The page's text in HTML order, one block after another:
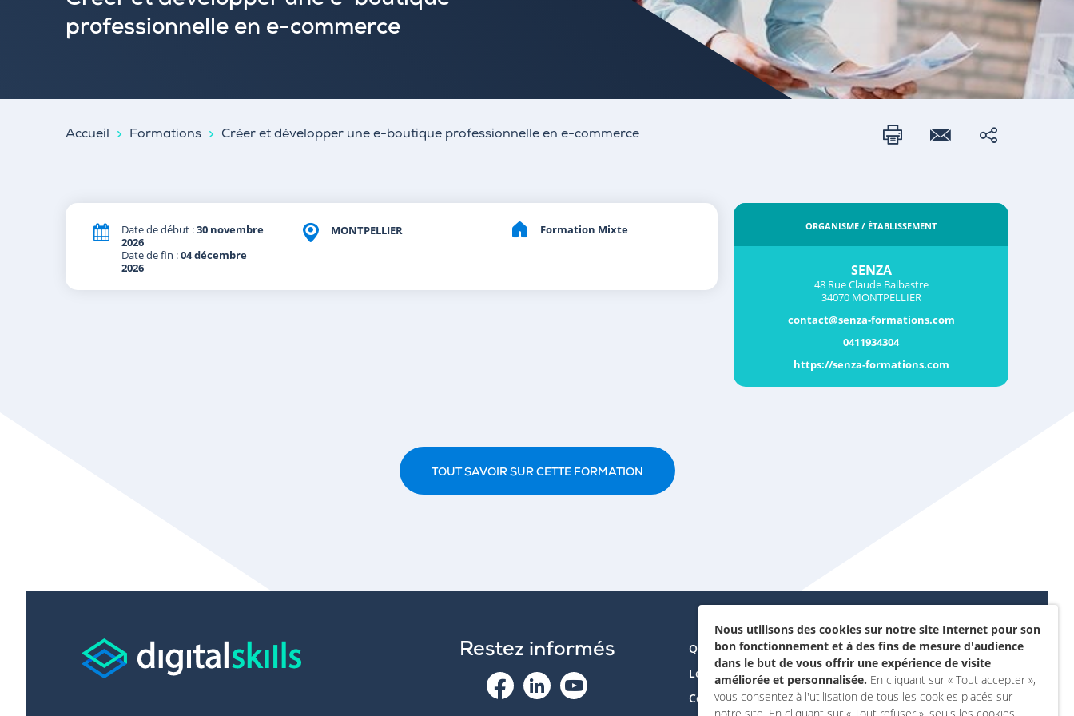
professionnelle en e-commerce
Accueil Formations Créer et développer une e-boutique professionnelle en e-commerce
Date de début :30 novembre
2026
Date de fin :04 décembre
2026
MONTPELLIER Formation Mixte ORGANISME / ÉTABLISSEMENT
SENZA
48 Rue Claude Balbastre
34070 MONTPELLIER
contact@senza-formations.com
0411934304
https://senza-formations.com
TOUT SAVOIR SUR CETTE FORMATION
Restez informés
Qui sommes-nous ?
Le projet
Contactez-nous
Données personnelles et
cookies
Accessibilité : non
conforme
Nous utilisons des cookies sur notre site Internet pour son
bon fonctionnement et à des fins de mesure d'audience
dans le but de vous offrir une expérience de visite
améliorée et personnalisée. En cliquant sur « Tout accepter »,
vous consentez à l'utilisation de tous les cookies placés sur